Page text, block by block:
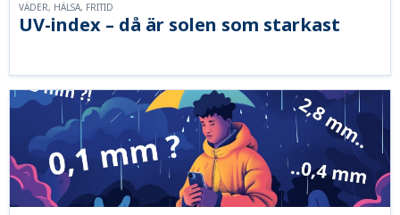
UV-index – då är solen som starkast
VÄDER, HÄLSA, FRITID